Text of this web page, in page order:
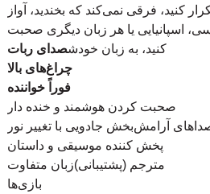
کنید، فرقی نمی‌کند که بخندید، آواز
اسپانیایی یا هر زبان دیگری صحبت
کنید، به زبان خودشصدای ربات
چراغ‌های بالا
فوراً خواننده
صحبت کردن هوشمند و خنده دار
پخش کننده موسیقی و داستان
مترجم (پشتیبانی)زبان متفاوت
بازی‌ها